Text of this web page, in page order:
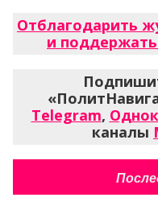
Отблагодарить
и
Telegram,
каналы